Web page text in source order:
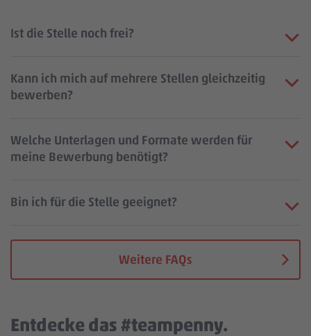
Ist die Stelle noch frei?
Kann ich mich auf mehrere Stellen gleichzeitig
bewerben?
Welche Unterlagen und Formate werden für
meine Bewerbung benötigt?
Bin ich für die Stelle geeignet?
Weitere FAQs
Entdecke das #teampenny.